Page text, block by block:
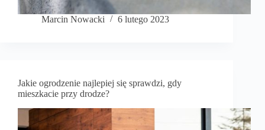
Marcin Nowacki 6 lutego 2023
Jakie ogrodzenie najlepiej się sprawdzi, gdy
mieszkacie przy drodze?